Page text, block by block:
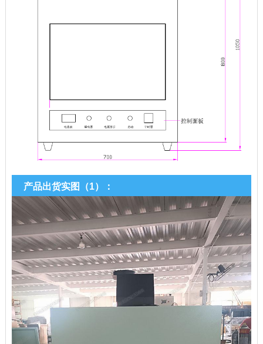
产品出货实图（1）：